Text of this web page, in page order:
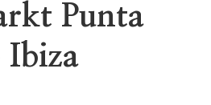
Punta
Ibiza